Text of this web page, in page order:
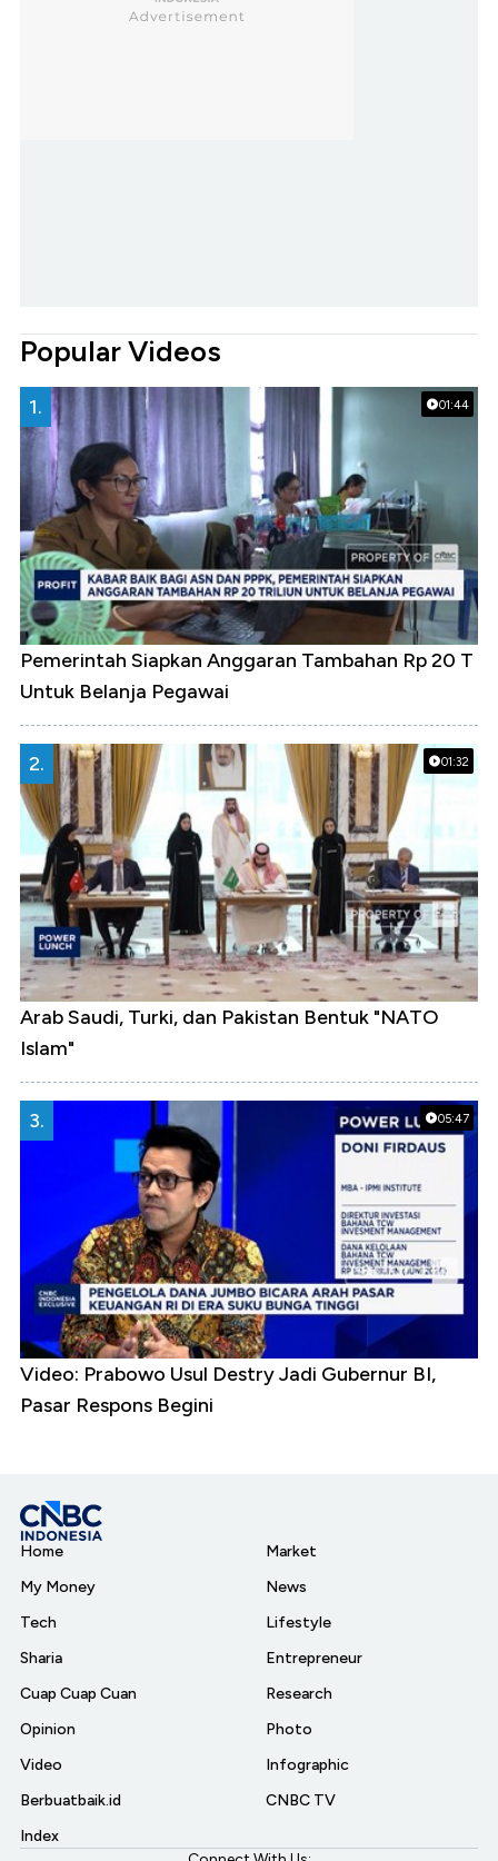
Popular Videos
01:44
1.
Pemerintah Siapkan Anggaran Tambahan Rp 20 T
Untuk Belanja Pegawai
01:32
2.
Arab Saudi, Turki, dan Pakistan Bentuk "NATO
Islam"
05:47
3.
Video: Prabowo Usul Destry Jadi Gubernur BI,
Pasar Respons Begini
Home
My Money
Tech
Sharia
Cuap Cuap Cuan
Opinion
Video
Berbuatbaik.id
Index
Market
News
Lifestyle
Entrepreneur
Research
Photo
Infographic
CNBC TV